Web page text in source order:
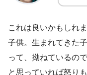
これは良いかもしれ
子供。生まれてきた
って、拗ねているの
と思っていれば怒り